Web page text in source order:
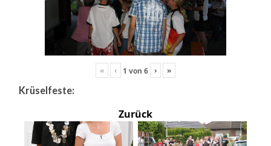
« ‹ 1 von 6 › »
Krüselfeste:
Zurück